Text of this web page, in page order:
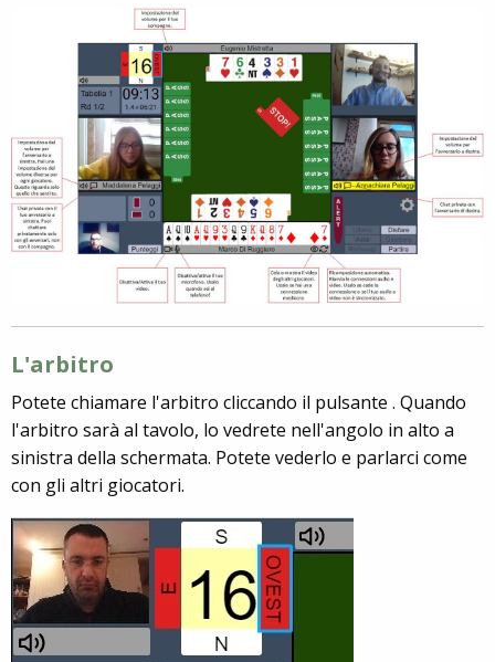
L'arbitro
Potete chiamare l'arbitro cliccando il pulsante . Quando
l'arbitro sarà al tavolo, lo vedrete nell'angolo in alto a
sinistra della schermata. Potete vederlo e parlarci come
con gli altri giocatori.